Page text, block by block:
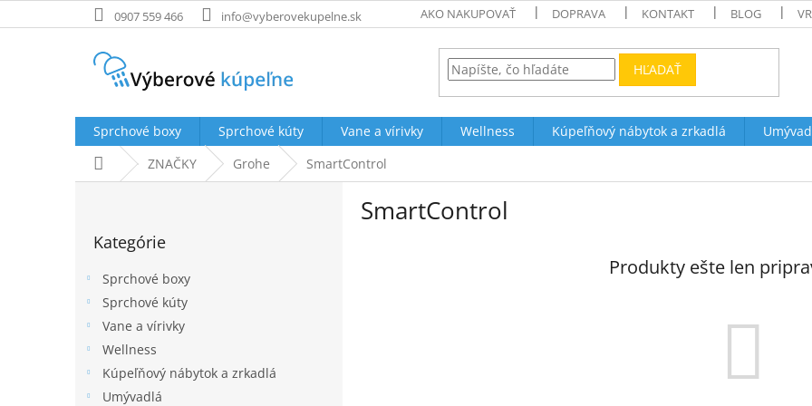
na
0907 559 466 info@vyberovekupelne.sk AKO NAKUPOVAŤ DOPRAVA KONTAKT BLOG
HĽADAŤ
Sprchové boxy Sprchové kúty Vane a vírivky Wellness Kúpeľňový nábytok a zrkadlá
DomovZNAČKY Grohe SmartControl
kategórie
Kategórie
Sprchové boxy
Sprchové kúty
Vane a vírivky
Wellness
Kúpeľňový nábytok a zrkadlá
Umývadlá
SmartControl
Produkty ešte len